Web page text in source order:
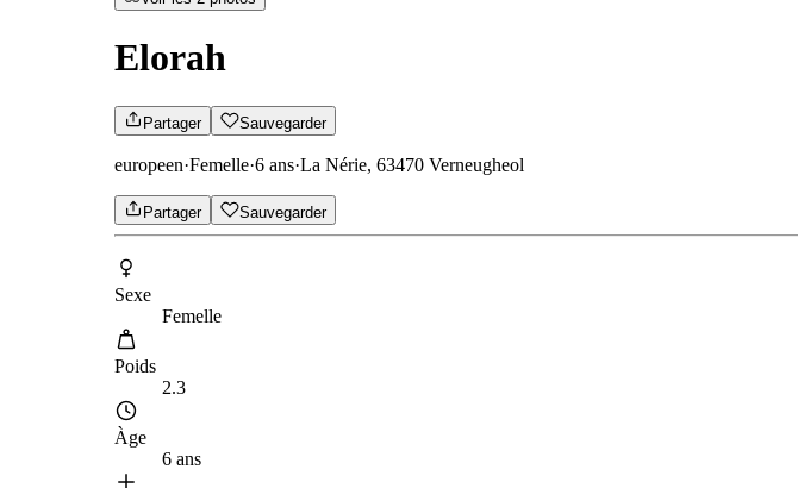
Elorah
Partager Sauvegarder
europeen·Femelle·6 ans·La Nérie, 63470 Verneugheol
Partager Sauvegarder
Sexe
Femelle
Poids
2.3
Àge
6 ans